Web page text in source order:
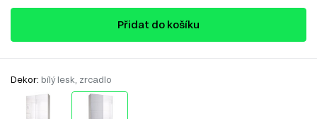
Přidat do košíku
Dekor: bílý lesk, zrcadlo